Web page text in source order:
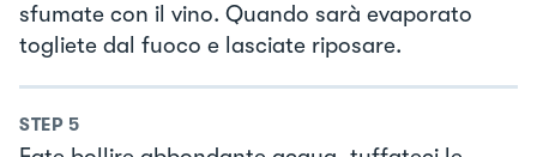
sfumate con il vino. Quando sarà evaporato
togliete dal fuoco e lasciate riposare.
STEP 5